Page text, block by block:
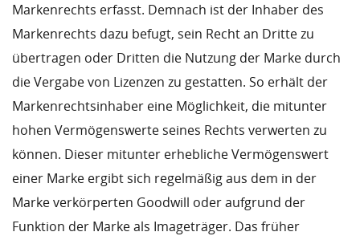
Markenrechts erfasst. Demnach ist der Inhaber des
Markenrechts dazu befugt, sein Recht an Dritte zu
übertragen oder Dritten die Nutzung der Marke durch
die Vergabe von Lizenzen zu gestatten. So erhält der
Markenrechtsinhaber eine Möglichkeit, die mitunter
hohen Vermögenswerte seines Rechts verwerten zu
können. Dieser mitunter erhebliche Vermögenswert
einer Marke ergibt sich regelmäßig aus dem in der
Marke verkörperten Goodwill oder aufgrund der
Funktion der Marke als Imageträger. Das früher